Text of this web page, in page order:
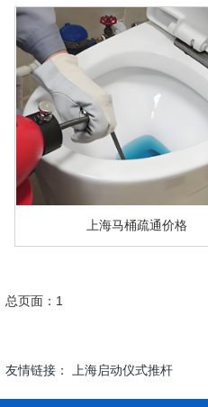
上海马桶疏通价格
总页面：1
友情链接： 上海启动仪式推杆